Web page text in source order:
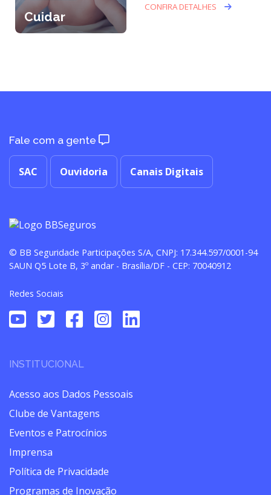
Cuidar
CONFIRA DETALHES
Fale com a gente
SAC Ouvidoria Canais Digitais
© BB Seguridade Participações S/A, CNPJ: 17.344.597/0001-94
SAUN Q5 Lote B, 3º andar - Brasília/DF - CEP: 70040912
Redes Sociais
INSTITUCIONAL
Acesso aos Dados Pessoais
Clube de Vantagens
Eventos e Patrocínios
Imprensa
Política de Privacidade
Programas de Inovação